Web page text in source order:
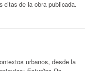
citas de la obra publicada.
urbanos, desde la